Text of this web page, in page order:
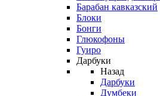
Барабан кавказский
Блоки
Бонги
Глюкофоны
Гуиро
Дарбуки
Назад
Дарбуки
Думбеки